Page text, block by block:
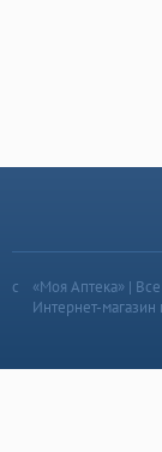
«Моя Аптека» |
Интернет-